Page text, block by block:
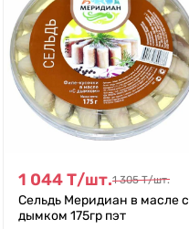
1 044Т/шт.1 305 Т/шт.
Сельдь Меридиан в масле с
дымком 175гр пэт